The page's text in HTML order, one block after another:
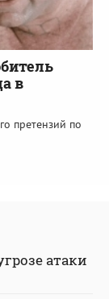
в
претензий по
атаки